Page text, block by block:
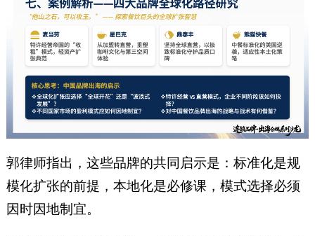
郭律师指出，这些品牌的共同启示是：标准化是规
模化扩张的前提，本地化是必修课，模式选择必须
因时因地制宜。